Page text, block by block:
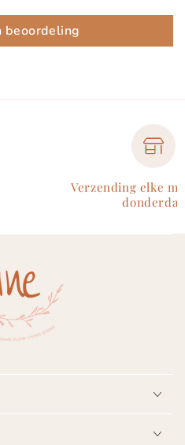
beoordeling
Verzending elke
donderdag